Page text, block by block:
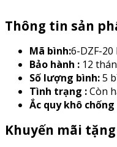
Thông tin sản
Mã bình:6-DZF-20
Bảo hành : 12
Số lượng bình:5
Tình trạng :Còn
Ắc quy khô
Khuyến mãi